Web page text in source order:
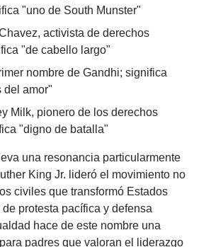
"uno de South Munster"
activista de derechos
"de cabello largo"
nombre de Gandhi; significa
del amor"
Milk, pionero de los derechos
"digno de batalla"
una resonancia particularmente
King Jr. lideró el movimiento no
civiles que transformó Estados
protesta pacífica y defensa
hace de este nombre una
padres que valoran el liderazgo